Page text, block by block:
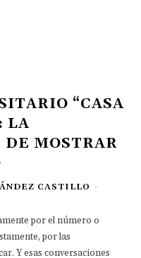
“CASA
LA
MOSTRAR
CASTILLO -
por el número o
por las
Y esas conversaciones